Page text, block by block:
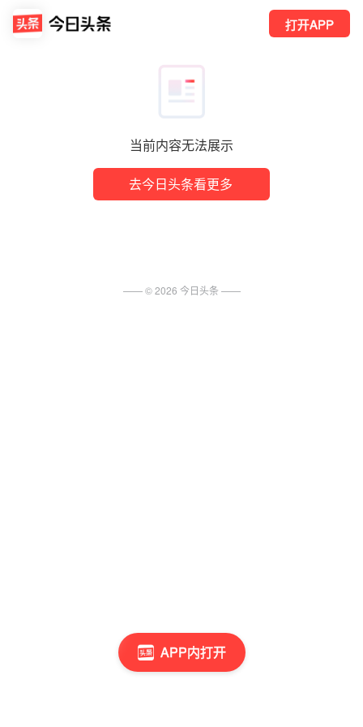
当前内容无法展示
去今日头条看更多
打开APP
APP内打开
—— ©2026 今日头条 ——